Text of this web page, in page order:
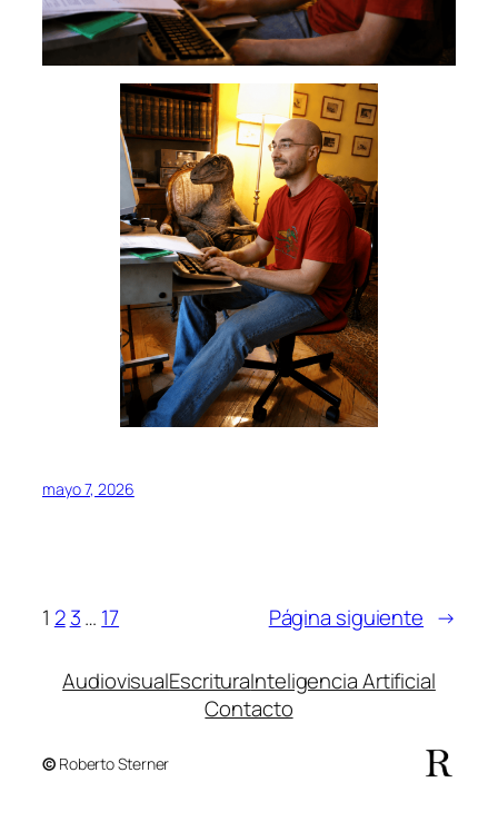
mayo 7, 2026
1 2 3… 17 Página siguiente →
AudiovisualEscrituraInteligencia Artificial
Contacto
©Roberto Sterner